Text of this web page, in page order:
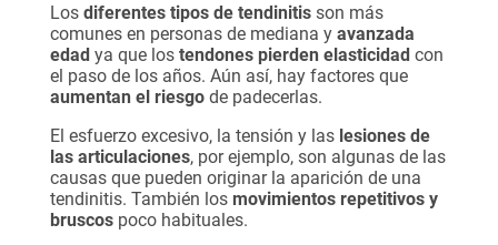
Los diferentes tipos de tendinitis son más
comunes en personas de mediana y avanzada
edad ya que los tendones pierden elasticidad con
el paso de los años. Aún así, hay factores que
aumentan el riesgo de padecerlas.
El esfuerzo excesivo, la tensión y las lesiones de
las articulaciones, por ejemplo, son algunas de las
causas que pueden originar la aparición de una
tendinitis. También los movimientos repetitivos y
bruscos poco habituales.